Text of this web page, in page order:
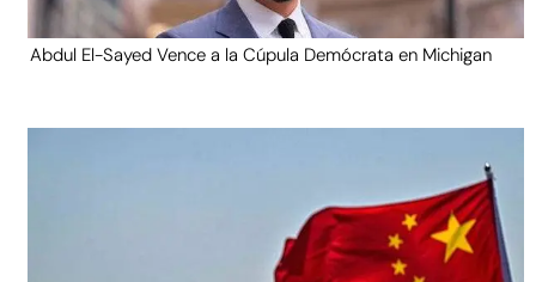
Abdul El-Sayed Vence a la Cúpula Demócrata en Michigan